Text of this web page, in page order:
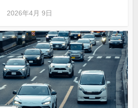
2026年4月 9日